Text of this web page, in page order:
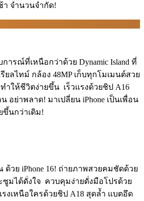
จำนวนจำกัด!
การณ์ที่เหนือกว่าด้วย Dynamic Island ที่
ยลไทม์ กล้อง 48MP เก็บทุกโมเมนต์สวย
ำให้ชีวิตง่ายขึ้น ️ เร็วแรงด้วยชิป A16
อย่าพลาด! มาเปลี่ยน iPhone เป็นเพื่อน
นกว่าเดิม!
วย iPhone 16! ถ่ายภาพสวยคมชัดด้วย
ะซูมได้ดั่งใจ ️ ควบคุมง่ายดั่งมือโปรด้วย
งเหนือใครด้วยชิป A18 สุดล้ำ แบตอึด